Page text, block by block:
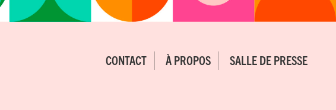
CONTACT À PROPOS SALLE DE PRESSE